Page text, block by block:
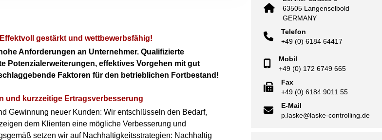
gestärkt und wettbewerbsfähig!
Anforderungen an Unternehmer. Qualifizierte
Potenzialerweiterungen, effektives Vorgehen mit gut
Faktoren für den betrieblichen Fortbestand!
und kurzzeitige Ertragsverbesserung
Gewinnung neuer Kunden: Wir entschlüsseln den Bedarf,
dem Klienten eine mögliche Verbesserung und
setzen wir auf Nachhaltigkeitsstrategien: Nachhaltig
63505 Langenselbold
GERMANY
Telefon
+49 (0) 6184 64417
Mobil
+49 (0) 172 6749 665
Fax
+49 (0) 6184 9011 55
E-Mail
p.laske@laske-controlling.de